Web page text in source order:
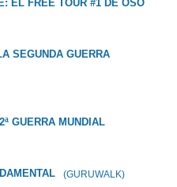
EL FREE TOUR #1 DE OSO
SEGUNDA GUERRA
GUERRA MUNDIAL
(GURUWALK)